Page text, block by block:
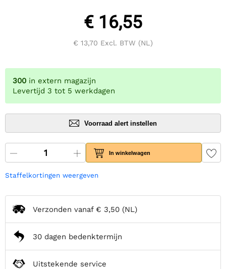
€ 16,55
€ 13,70 Excl. BTW (NL)
300 in extern magazijn
Levertijd 3 tot 5 werkdagen
Voorraad alert instellen
In winkelwagen
Staffelkortingen weergeven
Verzonden vanaf € 3,50 (NL)
30 dagen bedenktermijn
Uitstekende service